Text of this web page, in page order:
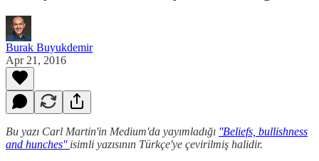
Burak Buyukdemir
Apr 21, 2016
Bu yazı Carl Martin'in Medium'da yayımladığı ''Beliefs, bullishness
and hunches'' isimli yazısının Türkçe'ye çevirilmiş halidir.